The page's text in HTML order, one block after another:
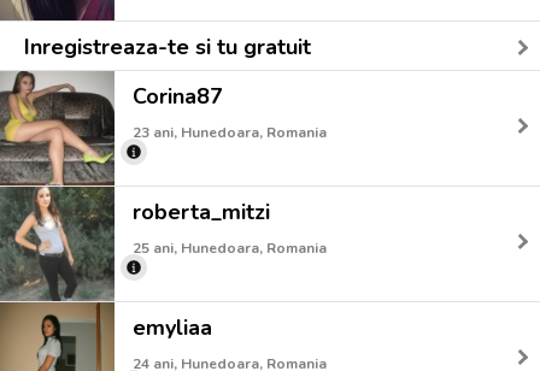
Inregistreaza-te si tu gratuit
Corina87
23 ani, Hunedoara, Romania
roberta_mitzi
25 ani, Hunedoara, Romania
emyliaa
24 ani, Hunedoara, Romania